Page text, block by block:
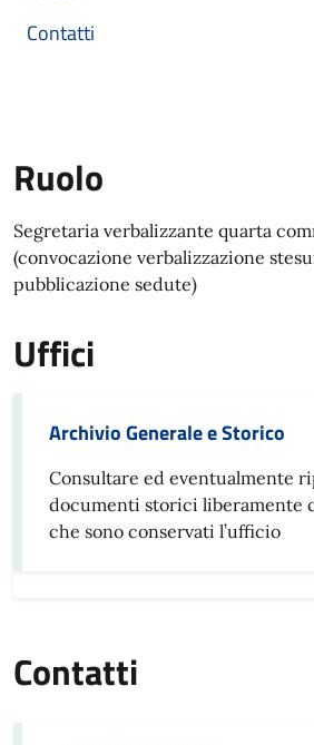
Contatti
Ruolo
Segretaria verbalizzante quarta
(convocazione verbalizzazione
pubblicazione sedute)
Uffici
Archivio Generale e Storico
Consultare ed eventualmente
documenti storici liberamente
che sono conservati l’ufficio
Contatti